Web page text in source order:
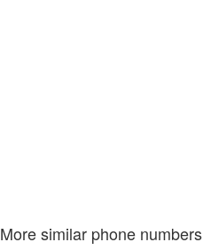
More similar phone numbers